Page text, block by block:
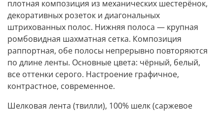
плотная композиция из механических шестерёнок,
декоративных розеток и диагональных
штрихованных полос. Нижняя полоса — крупная
ромбовидная шахматная сетка. Композиция
раппортная, обе полосы непрерывно повторяются
по длине ленты. Основные цвета: чёрный, белый,
все оттенки серого. Настроение графичное,
контрастное, современное.
Шелковая лента (твилли), 100% шелк (саржевое